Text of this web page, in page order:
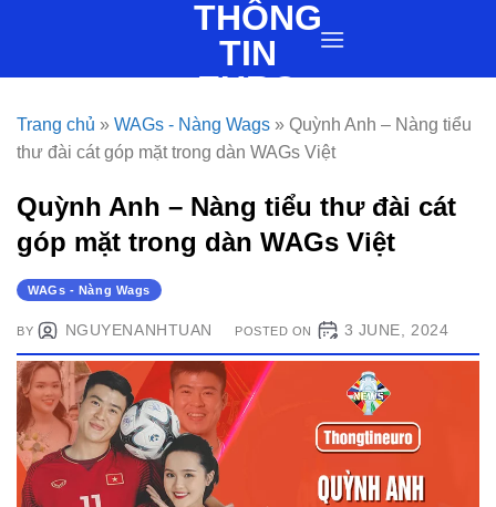
THÔNG
TIN
EURO
Trang chủ » WAGs - Nàng Wags » Quỳnh Anh – Nàng tiểu
thư đài cát góp mặt trong dàn WAGs Việt
Quỳnh Anh – Nàng tiểu thư đài cát
góp mặt trong dàn WAGs Việt
WAGs - Nàng Wags
POSTED ON 3 JUNE, 2024
BY NGUYENANHTUAN